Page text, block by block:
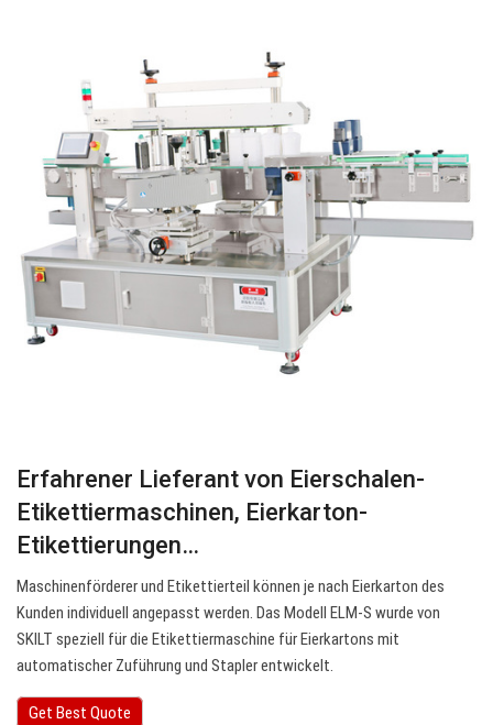
Erfahrener Lieferant von Eierschalen-
Etikettiermaschinen, Eierkarton-
Etikettierungen…
Maschinenförderer und Etikettierteil können je nach Eierkarton des
Kunden individuell angepasst werden. Das Modell ELM-S wurde von
SKILT speziell für die Etikettiermaschine für Eierkartons mit
automatischer Zuführung und Stapler entwickelt.
Get Best Quote